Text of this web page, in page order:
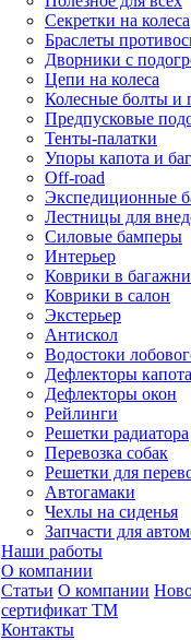
Секретки на колеса
Браслеты
Дворники с
Цепи на колеса
Колесные болты и
Предпусковые
Тенты-палатки
Упоры капота и
Off-road
Экспедиционные
Лестницы для
Силовые бамперы
Интерьер
Коврики в
Коврики в салон
Экстерьер
Антискол
Водостоки
Дефлекторы капота
Дефлекторы окон
Рейлинги
Решетки радиатора
Перевозка собак
Решетки для
Автогамаки
Чехлы на сиденья
Запчасти для
Наши работы
О компании
Статьи О компании
сертификат ТМ
Контакты